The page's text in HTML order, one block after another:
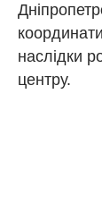
наслідки
центру.